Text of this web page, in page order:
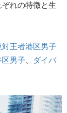
れの特徴と生
王者港区男子
男子
ダイバ